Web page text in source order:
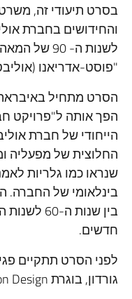
בסרט תיעודי זה,
"פוסט-אדריאנו
הסרט מתחיל
הייחודי של חברת
החלוצית של מפעליה
שנראו כמו גלריות
בינלאומי של החברה.
חדשים.
לפני הסרט תתקיים
גורדון, בוגרת Interaction Design באיבראה, איטליה.